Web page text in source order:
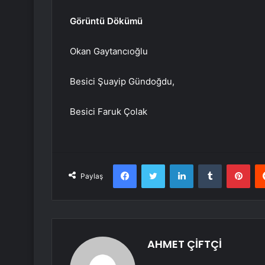
Görüntü Dökümü
Okan Gaytancıoğlu
Besici Şuayip Gündoğdu,
Besici Faruk Çolak
Paylaş
FacebookTwitter LinkedInTumblr
AHMET ÇİFTÇİ